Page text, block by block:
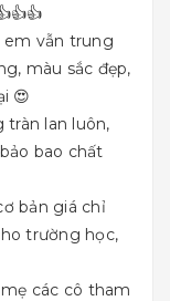
em vẫn trung
màu sắc đẹp,
😍
lan luôn,
bao chất
bản giá chỉ
trường học,
các cô tham